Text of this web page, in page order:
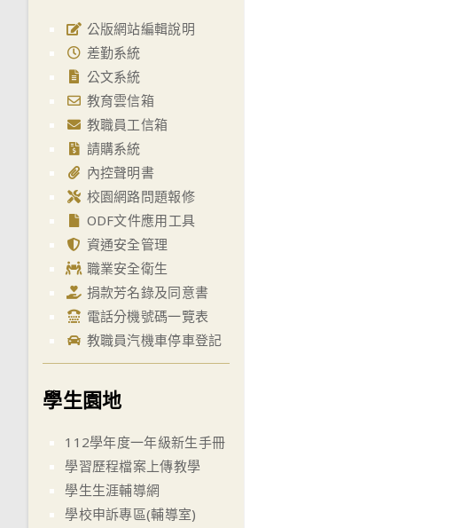
公版網站編輯說明
差勤系統
公文系統
教育雲信箱
教職員工信箱
請購系統
內控聲明書
校園網路問題報修
ODF文件應用工具
資通安全管理
職業安全衛生
捐款芳名錄及同意書
電話分機號碼一覽表
教職員汽機車停車登記
學生園地
112學年度一年級新生手冊
學習歷程檔案上傳教學
學生生涯輔導網
學校申訴專區(輔導室)